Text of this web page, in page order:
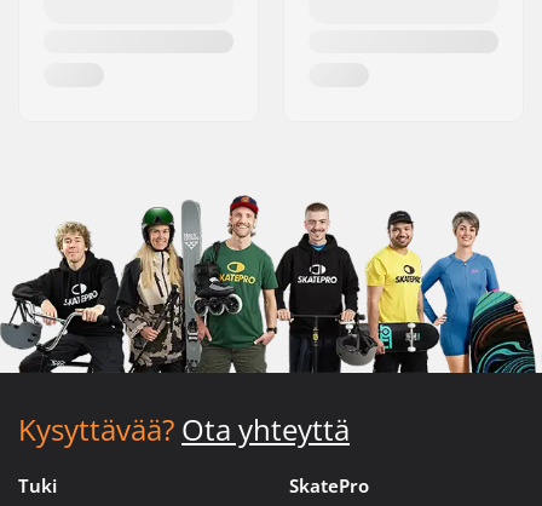
Kysyttävää? Ota yhteyttä
Tuki SkatePro